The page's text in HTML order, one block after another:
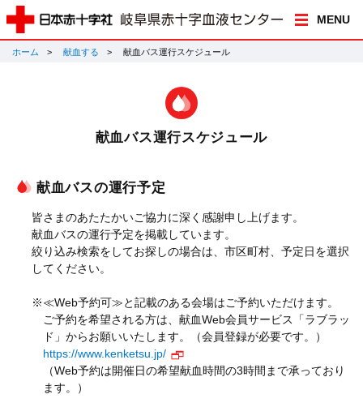
MENU
ホーム 献血する 献血バス運行スケジュール
献血バス運行スケジュール
献血バスの運行予定
皆さまのあたたかいご協力に深く感謝申し上げます。
献血バスの運行予定を掲載しています。
絞り込み検索をしてお探しの場合は、市区町村、予定日を選択
してください。
※≪Web予約可≫と記載のある会場はご予約いただけます。
ご予約を希望される方は、献血Web会員サービス「ラブラッ
ド」からお願いいたします。（会員登録が必要です。）
https://www.kenketsu.jp/
（Web予約は開催日の希望献血時間の3時間まで承っており
ます。）